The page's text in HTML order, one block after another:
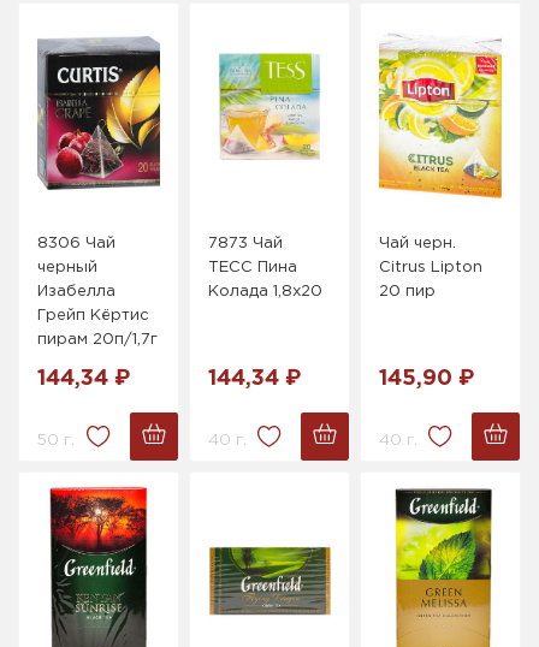
8306 Чай
черный
Изабелла
Грейп Кёртис
пирам 20п/1,7г
144,34 ₽
50 г.
7873 Чай
ТЕСС Пина
Колада 1,8х20
144,34 ₽
40 г.
Чай черн.
Citrus Lipton
20 пир
145,90 ₽
40 г.